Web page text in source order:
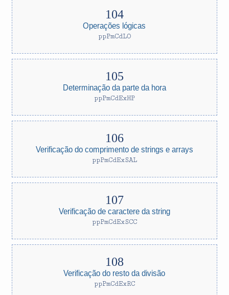
Operações lógicas
ppPmCdLO
Determinação da parte da hora
ppPmCdExHP
Verificação do comprimento de strings e arrays
ppPmCdExSAL
Verificação de caractere da string
ppPmCdExSCC
Verificação do resto da divisão
ppPmCdExRC